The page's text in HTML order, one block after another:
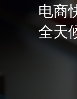
电商
全天